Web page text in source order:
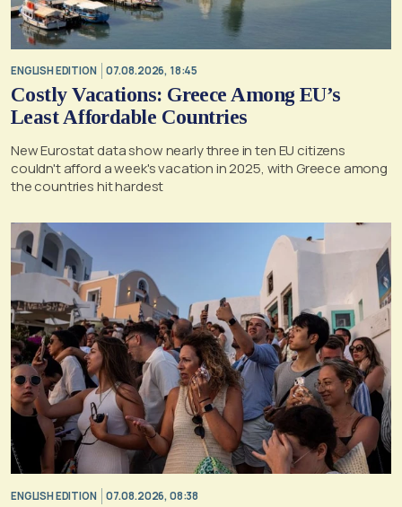
ENGLISH EDITION 07.08.2026, 18:45
Costly Vacations: Greece Among EU’s
Least Affordable Countries
New Eurostat data show nearly three in ten EU citizens
couldn't afford a week's vacation in 2025, with Greece among
the countries hit hardest
ENGLISH EDITION 07.08.2026, 08:38